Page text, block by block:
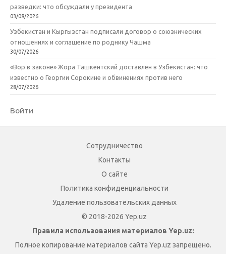
разведки: что обсуждали у президента
03/08/2026
Узбекистан и Кыргызстан подписали договор о союзнических
отношениях и соглашение по роднику Чашма
30/07/2026
«Вор в законе» Жора Ташкентский доставлен в Узбекистан: что
известно о Георгии Сорокине и обвинениях против него
28/07/2026
Войти
Сотрудничество
Контакты
О сайте
Политика конфиденциальности
Удаление пользовательских данных
© 2018-2026 Yep.uz
Правила использования материалов Yep.uz:
Полное копирование материалов сайта Yep.uz запрещено.